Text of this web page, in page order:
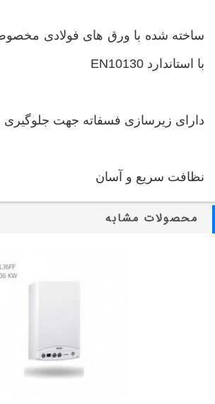
ساخته شده با ورق های فولادی
با استاندارد EN10130
دارای زیرسازی فسفاته جهت جلوگیری
نظافت سریع و آسان
محصولات مشابه